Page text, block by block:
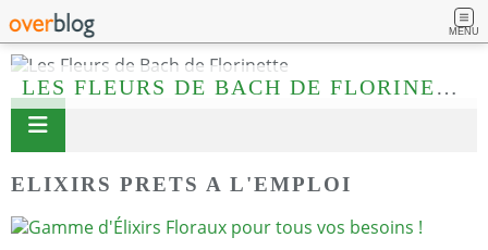
MENU
LES FLEURS DE BACH DE FLORINETTE
ELIXIRS PRETS A L'EMPLOI